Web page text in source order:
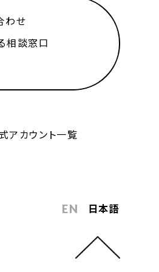
わせ
相談窓口
アカウント一覧
EN
日本語